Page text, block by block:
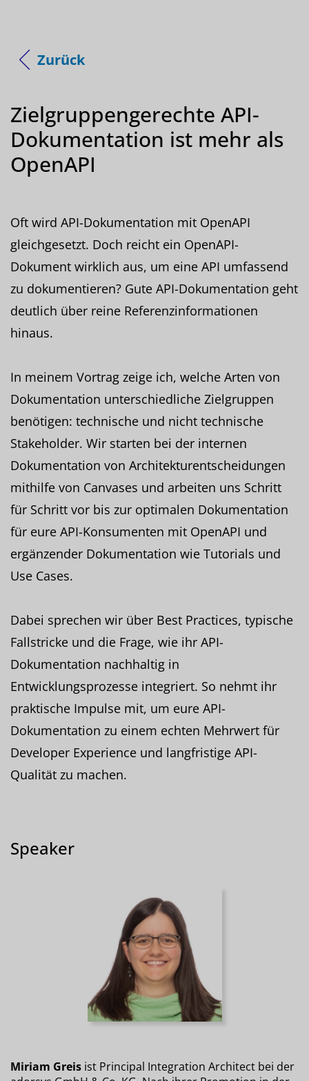
Zurück
Zielgruppengerechte API-
Dokumentation ist mehr als
OpenAPI
Oft wird API-Dokumentation mit OpenAPI
gleichgesetzt. Doch reicht ein OpenAPI-
Dokument wirklich aus, um eine API umfassend
zu dokumentieren? Gute API-Dokumentation geht
deutlich über reine Referenzinformationen
hinaus.
In meinem Vortrag zeige ich, welche Arten von
Dokumentation unterschiedliche Zielgruppen
benötigen: technische und nicht technische
Stakeholder. Wir starten bei der internen
Dokumentation von Architekturentscheidungen
mithilfe von Canvases und arbeiten uns Schritt
für Schritt vor bis zur optimalen Dokumentation
für eure API-Konsumenten mit OpenAPI und
ergänzender Dokumentation wie Tutorials und
Use Cases.
Dabei sprechen wir über Best Practices, typische
Fallstricke und die Frage, wie ihr API-
Dokumentation nachhaltig in
Entwicklungsprozesse integriert. So nehmt ihr
praktische Impulse mit, um eure API-
Dokumentation zu einem echten Mehrwert für
Developer Experience und langfristige API-
Qualität zu machen.
Speaker
Miriam Greis ist Principal Integration Architect bei der